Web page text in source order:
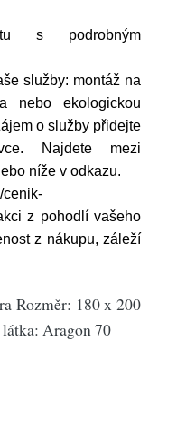
s podrobným
služby: montáž na
nebo ekologickou
o služby přidejte
Najdete mezi
níže v odkazu.
cenik-
z pohodlí vašeho
z nákupu, záleží
Rozměr: 180 x 200
Aragon 70